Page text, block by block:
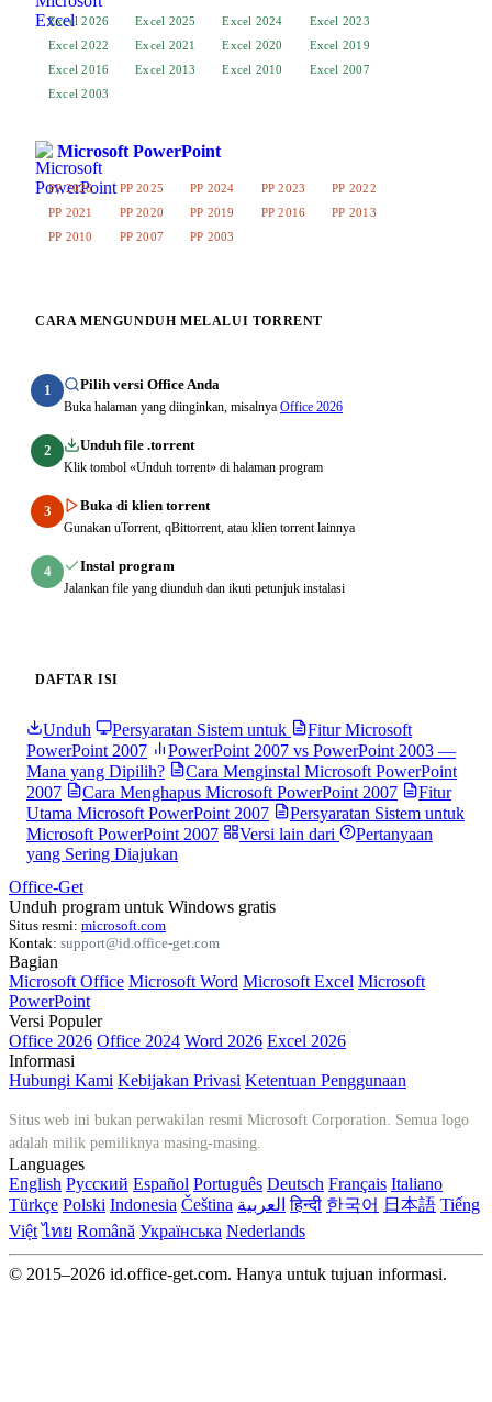
Excel 2026 Excel 2025 Excel 2024
Excel 2023
Excel 2022
Excel 2021 Excel 2020
Excel 2019
Excel 2016
Excel 2013 Excel 2010
Excel 2007
Excel 2003
Microsoft PowerPoint
PP 2026 PP 2025 PP 2024 PP 2023
PP 2022
PP 2021
PP 2020 PP 2019 PP 2016
PP 2013
PP 2010
PP 2007 PP 2003
CARA MENGUNDUH MELALUI TORRENT
1 Pilih versi Office Anda
Buka halaman yang diinginkan, misalnya Office 2026
2 Unduh file .torrent
Klik tombol «Unduh torrent» di halaman program
3 Buka di klien torrent
Gunakan uTorrent, qBittorrent, atau klien torrent lainnya
4 Instal program
Jalankan file yang diunduh dan ikuti petunjuk instalasi
DAFTAR ISI
Unduh Persyaratan Sistem untuk
Fitur Microsoft
PowerPoint 2007
PowerPoint 2007 vs PowerPoint 2003 —
Mana yang Dipilih?
Cara Menginstal Microsoft PowerPoint
2007
Cara Menghapus Microsoft PowerPoint 2007
Fitur
Utama Microsoft PowerPoint 2007
Persyaratan Sistem untuk
Microsoft PowerPoint 2007
Versi lain dari
Pertanyaan
yang Sering Diajukan
Office-Get
Unduh program untuk Windows gratis
Situs resmi: microsoft.com
Kontak: support@id.office-get.com
Bagian
Microsoft Office Microsoft Word Microsoft Excel Microsoft
PowerPoint
Versi Populer
Office 2026 Office 2024 Word 2026 Excel 2026
Informasi
Hubungi Kami Kebijakan Privasi Ketentuan Penggunaan
Situs web ini bukan perwakilan resmi Microsoft Corporation. Semua logo
adalah milik pemiliknya masing-masing.
Languages
English Русский Español Português Deutsch Français Italiano
Türkçe Polski Indonesia Čeština العربية हिन्दी 한국어 日本語 Tiếng
Việt ไทย Română Українська Nederlands
© 2015–2026 id.office-get.com. Hanya untuk tujuan informasi.